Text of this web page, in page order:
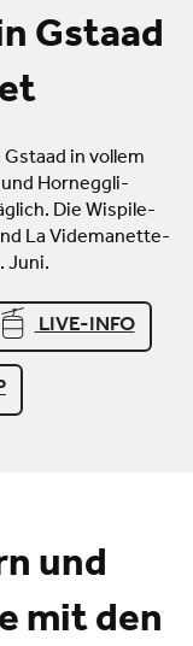
Gstaad
in vollem
Horneggli-
Die Wispile-
La Videmanette-
Juni.
LIVE-INFO
und
mit den